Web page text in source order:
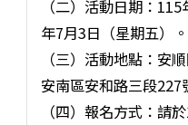
（二）活動日期：
年7月3日（星期五）。
（三）活動地點：安
安南區安和路三段227
（四）報名方式：請